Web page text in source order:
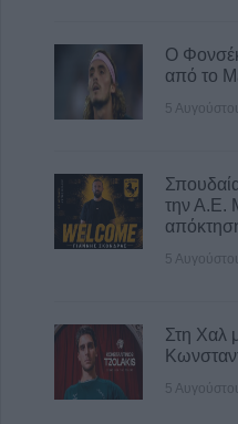
προσωπικού
5 Αυγούστου 2026, 16:02
γλυκισμάτων
5 Αυγούστου 2026, 15:48
Τάσος Τσιαπλές:
κυβέρνησης και
Ο
από το
5
την Α.Ε.
5
Στη Χαλ
5